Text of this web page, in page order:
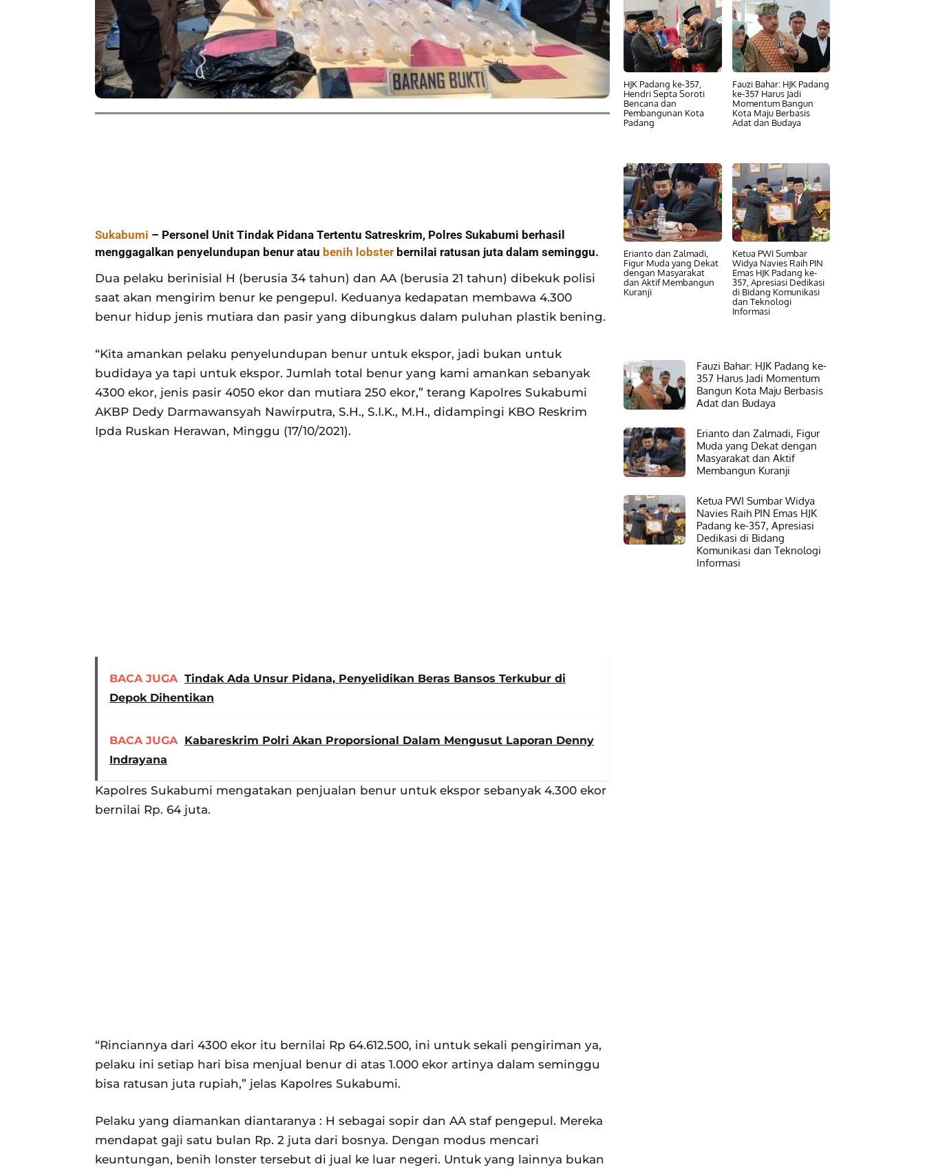
Sukabumi – Personel Unit Tindak Pidana Tertentu Satreskrim, Polres Sukabumi berhasil
menggagalkan penyelundupan benur atau benih lobster bernilai ratusan juta dalam seminggu.
Dua pelaku berinisial H (berusia 34 tahun) dan AA (berusia 21 tahun) dibekuk polisi
saat akan mengirim benur ke pengepul. Keduanya kedapatan membawa 4.300
benur hidup jenis mutiara dan pasir yang dibungkus dalam puluhan plastik bening.
“Kita amankan pelaku penyelundupan benur untuk ekspor, jadi bukan untuk
budidaya ya tapi untuk ekspor. Jumlah total benur yang kami amankan sebanyak
4300 ekor, jenis pasir 4050 ekor dan mutiara 250 ekor,” terang Kapolres Sukabumi
AKBP Dedy Darmawansyah Nawirputra, S.H., S.I.K., M.H., didampingi KBO Reskrim
Ipda Ruskan Herawan, Minggu (17/10/2021).
BACA JUGA Tindak Ada Unsur Pidana, Penyelidikan Beras Bansos Terkubur di
Depok Dihentikan
BACA JUGA Kabareskrim Polri Akan Proporsional Dalam Mengusut Laporan Denny
Indrayana
Kapolres Sukabumi mengatakan penjualan benur untuk ekspor sebanyak 4.300 ekor
bernilai Rp. 64 juta.
“Rinciannya dari 4300 ekor itu bernilai Rp 64.612.500, ini untuk sekali pengiriman ya,
pelaku ini setiap hari bisa menjual benur di atas 1.000 ekor artinya dalam seminggu
bisa ratusan juta rupiah,” jelas Kapolres Sukabumi.
Pelaku yang diamankan diantaranya : H sebagai sopir dan AA staf pengepul. Mereka
mendapat gaji satu bulan Rp. 2 juta dari bosnya. Dengan modus mencari
keuntungan, benih lonster tersebut di jual ke luar negeri. Untuk yang lainnya bukan
HJK Padang ke-357,
Hendri Septa Soroti
Bencana dan
Pembangunan Kota
Padang
Fauzi Bahar: HJK Padang
ke-357 Harus Jadi
Momentum Bangun
Kota Maju Berbasis
Adat dan Budaya
Erianto dan Zalmadi,
Figur Muda yang Dekat
dengan Masyarakat
dan Aktif Membangun
Kuranji
Ketua PWI Sumbar
Widya Navies Raih PIN
Emas HJK Padang ke-
357, Apresiasi Dedikasi
di Bidang Komunikasi
dan Teknologi
Informasi
Fauzi Bahar: HJK Padang ke-
357 Harus Jadi Momentum
Bangun Kota Maju Berbasis
Adat dan Budaya
Erianto dan Zalmadi, Figur
Muda yang Dekat dengan
Masyarakat dan Aktif
Membangun Kuranji
Ketua PWI Sumbar Widya
Navies Raih PIN Emas HJK
Padang ke-357, Apresiasi
Dedikasi di Bidang
Komunikasi dan Teknologi
Informasi